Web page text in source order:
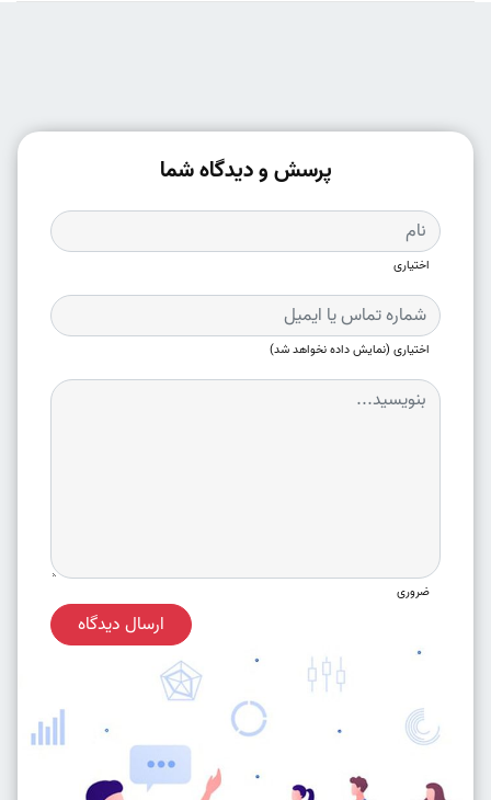
پرسش و دیدگاه شما
اختیاری
اختیاری (نمایش داده نخواهد شد)
ضروری
ارسال دیدگاه